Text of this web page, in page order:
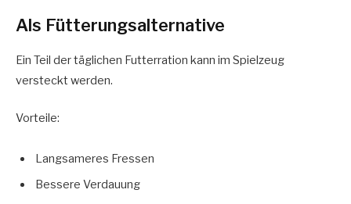
Als Fütterungsalternative
Ein Teil der täglichen Futterration kann im Spielzeug
versteckt werden.
Vorteile:
Langsameres Fressen
Bessere Verdauung